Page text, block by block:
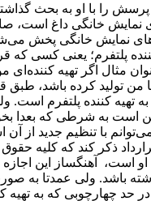
پرسش را با او به بحث
نمایش خانگی داغ است،
نمایش خانگی پخش
پلتفرم؛ یعنی کسی که
مثال اگر تهیه کننده‌ای
من تولید کرده باشد، طبق
تهیه کننده پلتفرم است.
است به شرطی که بعدا
با تنظیم جدید از آن
ذکر کند که کلیه
است، آهنگساز این اجازه
باشد. ولی عمدتا به
حد چهارچوبی که به تهیه